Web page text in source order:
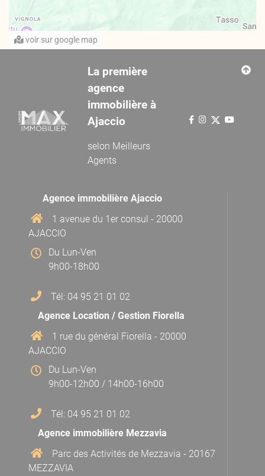
voir sur google map
La première
agence
immobilière à
Ajaccio
selon Meilleurs
Agents
Agence immobilière Ajaccio
1 avenue du 1er consul - 20000
AJACCIO
Du Lun-Ven
9h00-18h00
Tél: 04 95 21 01 02
Agence Location / Gestion Fiorella
1 rue du général Fiorella - 20000
AJACCIO
Du Lun-Ven
9h00-12h00 / 14h00-16h00
Tél: 04 95 21 01 02
Agence immobilière Mezzavia
Parc des Activités de Mezzavia - 20167
MEZZAVIA